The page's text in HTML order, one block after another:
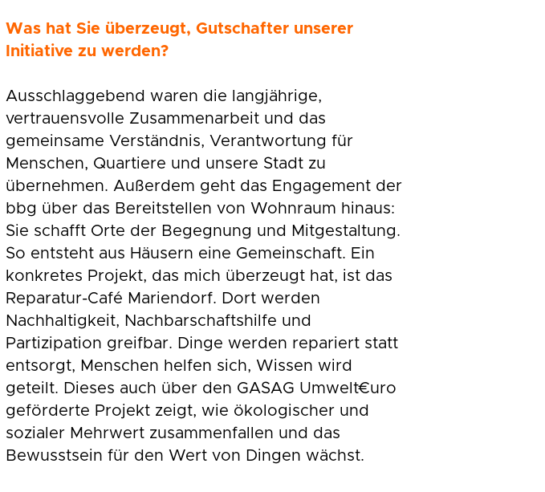
Was hat Sie überzeugt, Gutschafter unserer
Initiative zu werden?
Ausschlaggebend waren die langjährige,
vertrauensvolle Zusammenarbeit und das
gemeinsame Verständnis, Verantwortung für
Menschen, Quartiere und unsere Stadt zu
übernehmen. Außerdem geht das Engagement der
bbg über das Bereitstellen von Wohnraum hinaus:
Sie schafft Orte der Begegnung und Mitgestaltung.
So entsteht aus Häusern eine Gemeinschaft. Ein
konkretes Projekt, das mich überzeugt hat, ist das
Reparatur-Café Mariendorf. Dort werden
Nachhaltigkeit, Nachbarschaftshilfe und
Partizipation greifbar. Dinge werden repariert statt
entsorgt, Menschen helfen sich, Wissen wird
geteilt. Dieses auch über den GASAG Umwelt€uro
geförderte Projekt zeigt, wie ökologischer und
sozialer Mehrwert zusammenfallen und das
Bewusstsein für den Wert von Dingen wächst.